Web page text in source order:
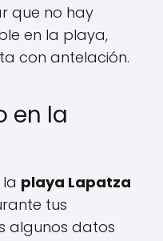
que no hay
en la playa,
con antelación.
en la
playa Lapatza
tus
algunos datos